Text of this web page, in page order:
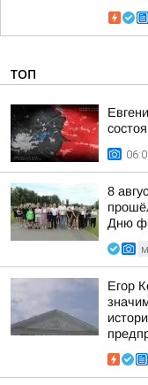
ТОП
8
Дню
Егор